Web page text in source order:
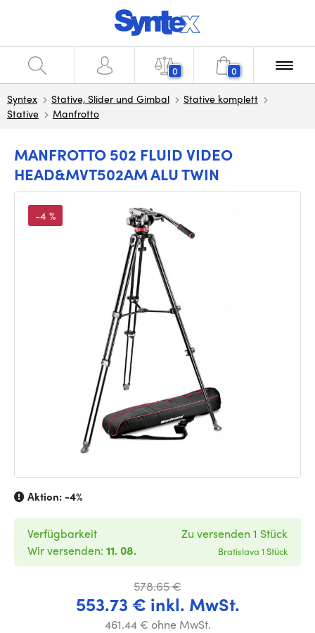
0 0
Syntex Stative, Slider und Gimbal
Stative komplett
Stative
Manfrotto
MANFROTTO 502 FLUID VIDEO
HEAD&MVT502AM ALU TWIN
-4 %
Aktion:-4%
578.65 €
553.73 € inkl. MwSt.
461.44 € ohne MwSt.
Verfügbarkeit
Wir versenden: 11. 08.
Zu versenden 1 Stück
Bratislava 1 Stück